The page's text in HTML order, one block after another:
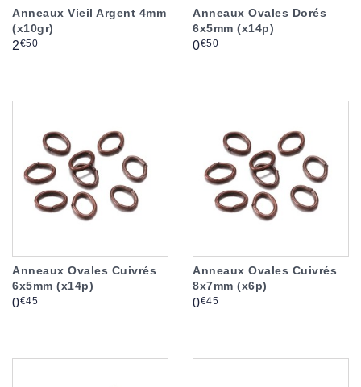
Anneaux Vieil Argent 4mm
(x10gr)
Prix
2€50
Anneaux Ovales Dorés
6x5mm (x14p)
Prix
0€50
Anneaux Ovales Cuivrés
6x5mm (x14p)
Prix
0€45
Anneaux Ovales Cuivrés
8x7mm (x6p)
Prix
0€45